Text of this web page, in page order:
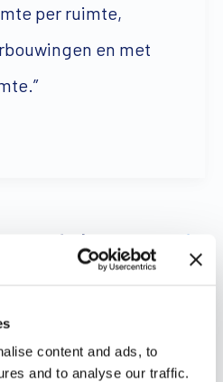
content and ads, to
and to analyse our traffic.
per ruimte,
en met
centrale en
ventilatiesysteem